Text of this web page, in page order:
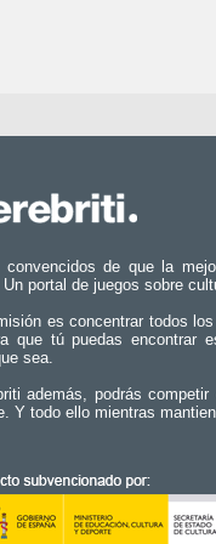
convencidos de que la
portal de juegos sobre
es concentrar todos
que tú puedas encontrar
sea.
además, podrás
Y todo ello mientras